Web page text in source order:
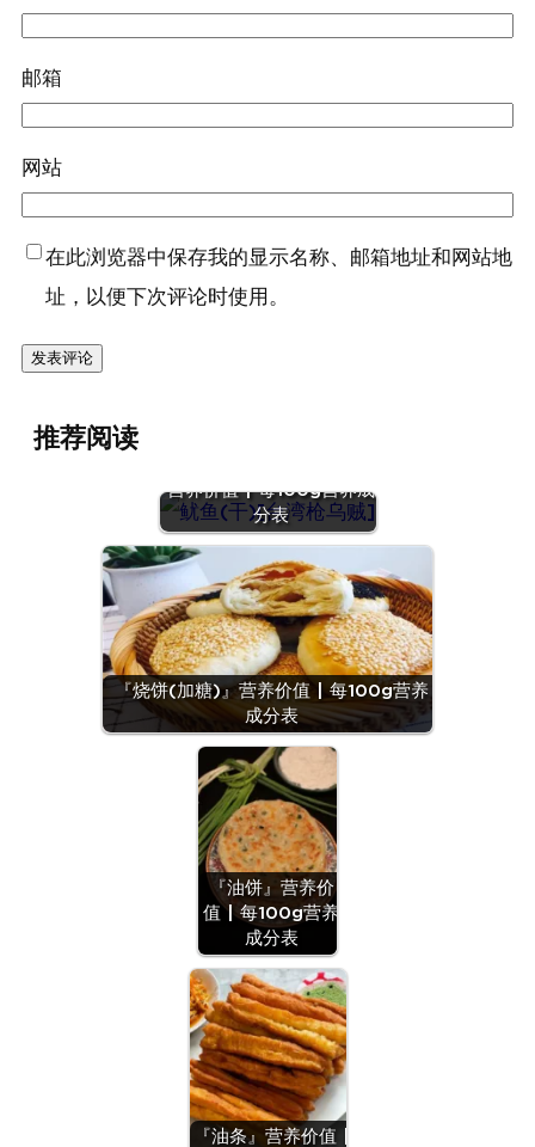
邮箱
网站
在此浏览器中保存我的显示名称、邮箱地址和网站地
址，以便下次评论时使用。
推荐阅读
营养价值 | 每100g营养成
分表
『烧饼(加糖)』营养价值 | 每100g营养
成分表
『油饼』营养价
值 | 每100g营养
成分表
『油条』营养价值 |